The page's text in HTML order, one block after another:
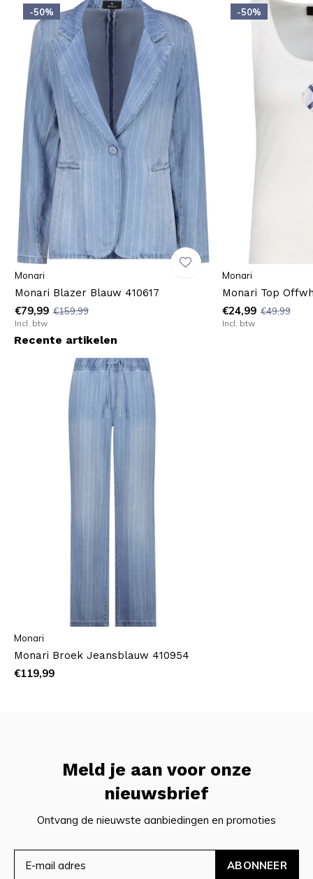
-50%
Monari
Monari Blazer Blauw 410617
€79,99 €159,99
Incl. btw
-50%
Monari
Monari Top
€24,99 €49,99
Incl. btw
Recente artikelen
Monari
Monari Broek Jeansblauw 410954
€119,99
Meld je aan voor onze
nieuwsbrief
Ontvang de nieuwste aanbiedingen en promoties
ABONNEER